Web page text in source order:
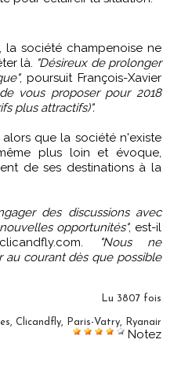
là.
"Désireux de prolonger
, poursuit François-Xavier
vous proposer pour 2018
plus attractifs)".
que la société n'existe
plus loin et évoque,
de ses destinations à la
des discussions avec
opportunités", est-il
"Nous ne
au courant dès que possible
Lu 3807 fois
Clicandfly Paris-Vatry Ryanair
Notez